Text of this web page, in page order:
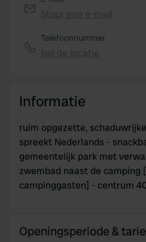
Telefoonnummer
Informatie
ruim opgezette,
spreekt Nederlands -
gemeentelijk park met
zwembad naast de camping
campinggasten] - centrum
Openingsperiode &